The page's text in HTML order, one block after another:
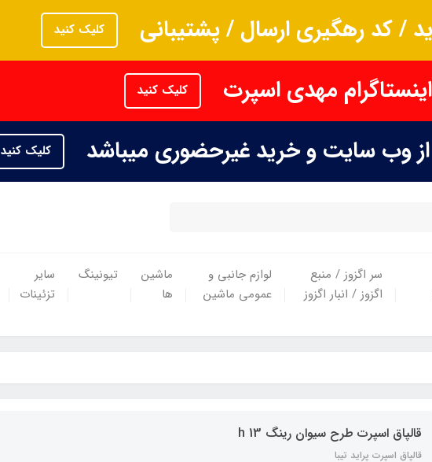
/ کد رهگیری ارسال / پشتیبانی کلیک کنید
مهدی اسپرت کلیک کنید
وب سایت و خرید غیرحضوری میباشد کلیک کنید
سر اگزوز / منبع
اگزوز / انبار اگزوز
لوازم جانبی و
عمومی ماشین
ماشین
ها
تیونینگ
سایر
تزئینات
قالپاق اسپرت طرح سیوان رینگ 13 h
قالپاق اسپرت پراید تیبا